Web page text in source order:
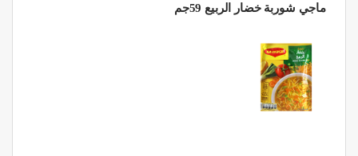
ماجي شوربة خضار الربيع 59جم